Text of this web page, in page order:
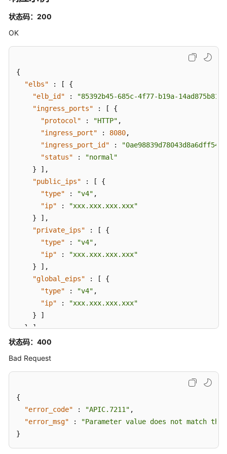
系
版-
API
绑
定
流
控
策
略
专
设
置
流
控
专
享
授
权
版-
要
状态码：200
OK
{
"elbs"
: [
{
"elb_id"
:
"85392b45-685c-4f77-b19a-
"ingress_ports"
: [
{
"protocol"
: "HTTP" ,
"ingress_port"
: 8080,
"ingress_port_id"
:
"status"
:
"normal"
}
] ,
"public_ips"
: [
{
"type"
: "v4" ,
"ip"
:
"xxx.xxx.xxx.xxx"
}
] ,
"private_ips"
: [
{
"type"
: "v4" ,
"ip"
:
"xxx.xxx.xxx.xxx"
}
] ,
"global_eips"
: [
{
"type"
: "v4" ,
"ip"
:
"xxx.xxx.xxx.xxx"
}
]
} ]
}
状态码：400
Bad Request
{
"error_code"
: "APIC.7211" ,
"error_msg"
:
"Parameter value does not match
}